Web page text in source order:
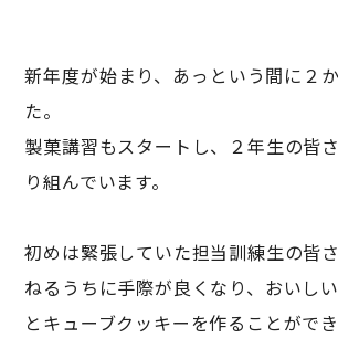
新年度が始まり、あっという間に２
た。
製菓講習もスタートし、２年生の皆
り組んでいます。
初めは緊張していた担当訓練生の皆
ねるうちに手際が良くなり、おいし
とキューブクッキーを作ることができ